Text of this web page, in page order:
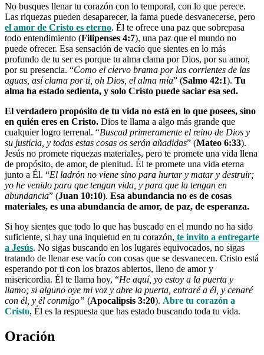
No busques llenar tu corazón con lo temporal, con lo que perece.
Las riquezas pueden desaparecer, la fama puede desvanecerse, pero
el amor de Cristo es eterno. Él te ofrece una paz que sobrepasa
todo entendimiento (Filipenses 4:7), una paz que el mundo no
puede ofrecer. Esa sensación de vacío que sientes en lo más
profundo de tu ser es porque tu alma clama por Dios, por su amor,
por su presencia. “Como el ciervo brama por las corrientes de las
aguas, así clama por ti, oh Dios, el alma mía” (Salmo 42:1). Tu
alma ha estado sedienta, y solo Cristo puede saciar esa sed.
El verdadero propósito de tu vida no está en lo que posees, sino
en quién eres en Cristo. Dios te llama a algo más grande que
cualquier logro terrenal. “Buscad primeramente el reino de Dios y
su justicia, y todas estas cosas os serán añadidas” (Mateo 6:33).
Jesús no promete riquezas materiales, pero te promete una vida llena
de propósito, de amor, de plenitud. Él te promete una vida eterna
junto a Él. “El ladrón no viene sino para hurtar y matar y destruir;
yo he venido para que tengan vida, y para que la tengan en
abundancia” (Juan 10:10). Esa abundancia no es de cosas
materiales, es una abundancia de amor, de paz, de esperanza.
Si hoy sientes que todo lo que has buscado en el mundo no ha sido
suficiente, si hay una inquietud en tu corazón, te invito a entregarte
a Jesús. No sigas buscando en los lugares equivocados, no sigas
tratando de llenar ese vacío con cosas que se desvanecen. Cristo está
esperando por ti con los brazos abiertos, lleno de amor y
misericordia. Él te llama hoy, “He aquí, yo estoy a la puerta y
llamo; si alguno oye mi voz y abre la puerta, entraré a él, y cenaré
con él, y él conmigo” (Apocalipsis 3:20). Abre tu corazón a
Cristo, Él es la respuesta que has estado buscando toda tu vida.
Oración